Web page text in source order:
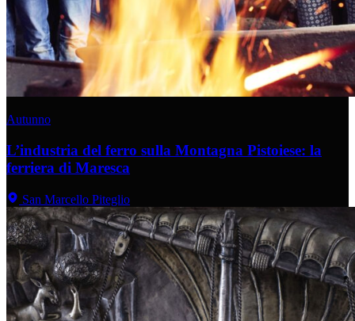
Autunno
L’industria del ferro sulla Montagna Pistoiese: la
ferriera di Maresca
San Marcello Piteglio